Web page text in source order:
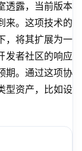
透露，当前版本
来。这项技术的
，将其扩展为一
发者社区的响应
期。通过这项协
型资产，比如设